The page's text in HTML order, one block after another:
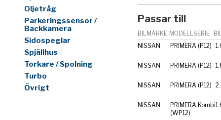
Oljetråg
Parkeringssensor /
Backkamera
Sidospeglar
Spjällhus
Torkare / Spolning
Turbo
Övrigt
Passar till
BILMÄRKE MODELLSERIE
NISSAN
PRIMERA (P12)
NISSAN PRIMERA (P12)
NISSAN PRIMERA (P12)
NISSAN
PRIMERA Kombi
(WP12)